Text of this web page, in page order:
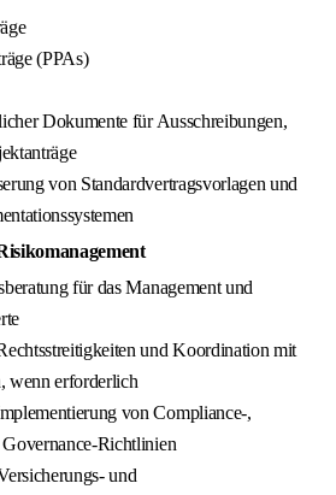
(PPAs)
Dokumente für Ausschreibungen,
von Standardvertragsvorlagen und
für das Management und
und Koordination mit
wenn erforderlich
von Compliance-,
Richtlinien
und